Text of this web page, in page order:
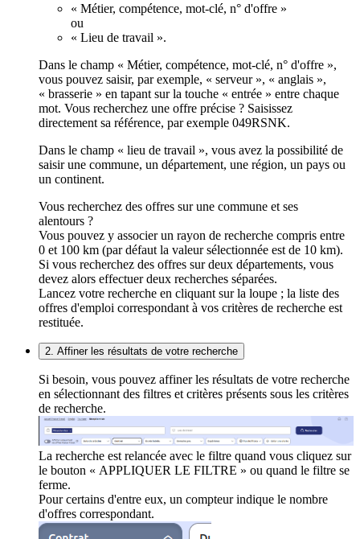
« Métier, compétence, mot-clé, n° d'offre »
ou
« Lieu de travail ».
Dans le champ « Métier, compétence, mot-clé, n° d'offre »,
vous pouvez saisir, par exemple, « serveur », « anglais »,
« brasserie » en tapant sur la touche « entrée » entre chaque
mot. Vous recherchez une offre précise ? Saisissez
directement sa référence, par exemple 049RSNK.
Dans le champ « lieu de travail », vous avez la possibilité de
saisir une commune, un département, une région, un pays ou
un continent.
Vous recherchez des offres sur une commune et ses
alentours ?
Vous pouvez y associer un rayon de recherche compris entre
0 et 100 km (par défaut la valeur sélectionnée est de 10 km).
Si vous recherchez des offres sur deux départements, vous
devez alors effectuer deux recherches séparées.
Lancez votre recherche en cliquant sur la loupe ; la liste des
offres d'emploi correspondant à vos critères de recherche est
restituée.
2. Affiner les résultats de votre recherche
Si besoin, vous pouvez affiner les résultats de votre recherche
en sélectionnant des filtres et critères présents sous les critères
de recherche.
La recherche est relancée avec le filtre quand vous cliquez sur
le bouton « APPLIQUER LE FILTRE » ou quand le filtre se
ferme.
Pour certains d'entre eux, un compteur indique le nombre
d'offres correspondant.